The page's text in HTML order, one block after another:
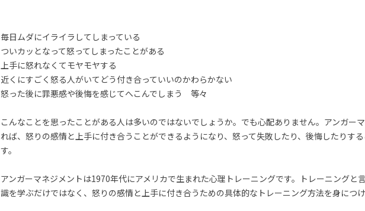
毎日ムダにイライラしてしまっている
ついカッとなって怒ってしまったことがある
上手に怒れなくてモヤモヤする
近くにすごく怒る人がいてどう付き合っていいのかわらかない
怒った後に罪悪感や後悔を感じてへこんでしまう 等々
こんなことを思ったことがある人は多いのではないでしょうか。でも心配ありません。アンガー
れば、怒りの感情と上手に付き合うことができるようになり、怒って失敗したり、後悔したりす
す。
アンガーマネジメントは1970年代にアメリカで生まれた心理トレーニングです。トレーニングと
識を学ぶだけではなく、怒りの感情と上手に付き合うための具体的なトレーニング方法を身につけ